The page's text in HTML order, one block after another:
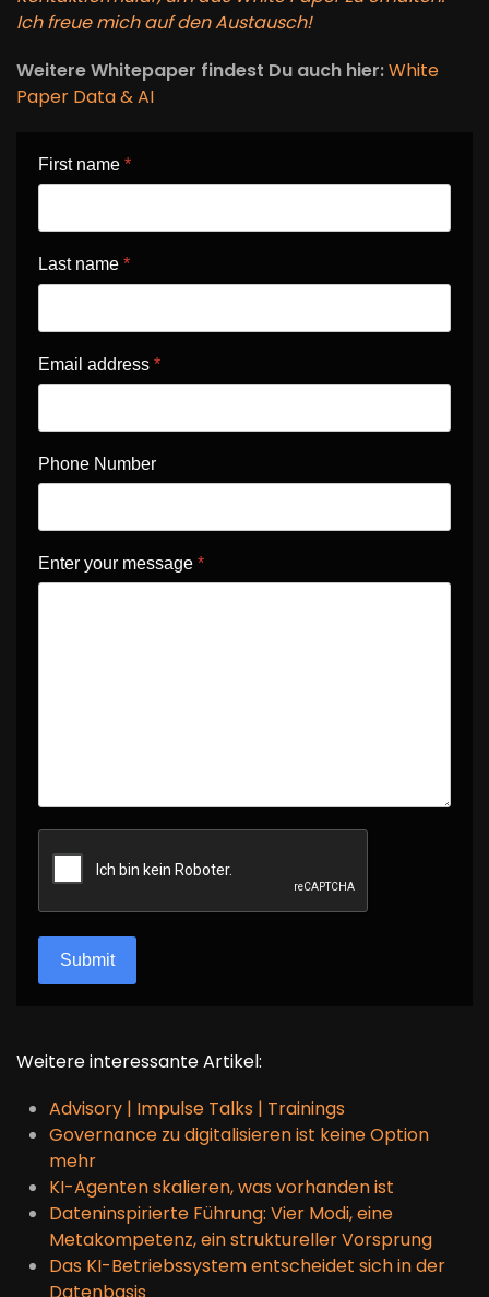
Ich freue mich auf den Austausch!
Weitere Whitepaper findest Du auch hier:White
Paper Data & AI
First name *
Last name *
Email address *
Phone Number
Enter your message *
reCAPTCHA
Submit
Weitere interessante Artikel:
Advisory | Impulse Talks | Trainings
Governance zu digitalisieren ist keine Option
mehr
KI-Agenten skalieren, was vorhanden ist
Dateninspirierte Führung: Vier Modi, eine
Metakompetenz, ein struktureller Vorsprung
Das KI-Betriebssystem entscheidet sich in der